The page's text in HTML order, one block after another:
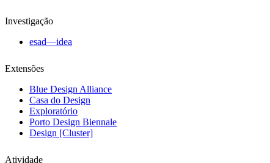
Investigação
esad—idea
Extensões
Blue Design Alliance
Casa do Design
Exploratório
Porto Design Biennale
Design [Cluster]
Atividade